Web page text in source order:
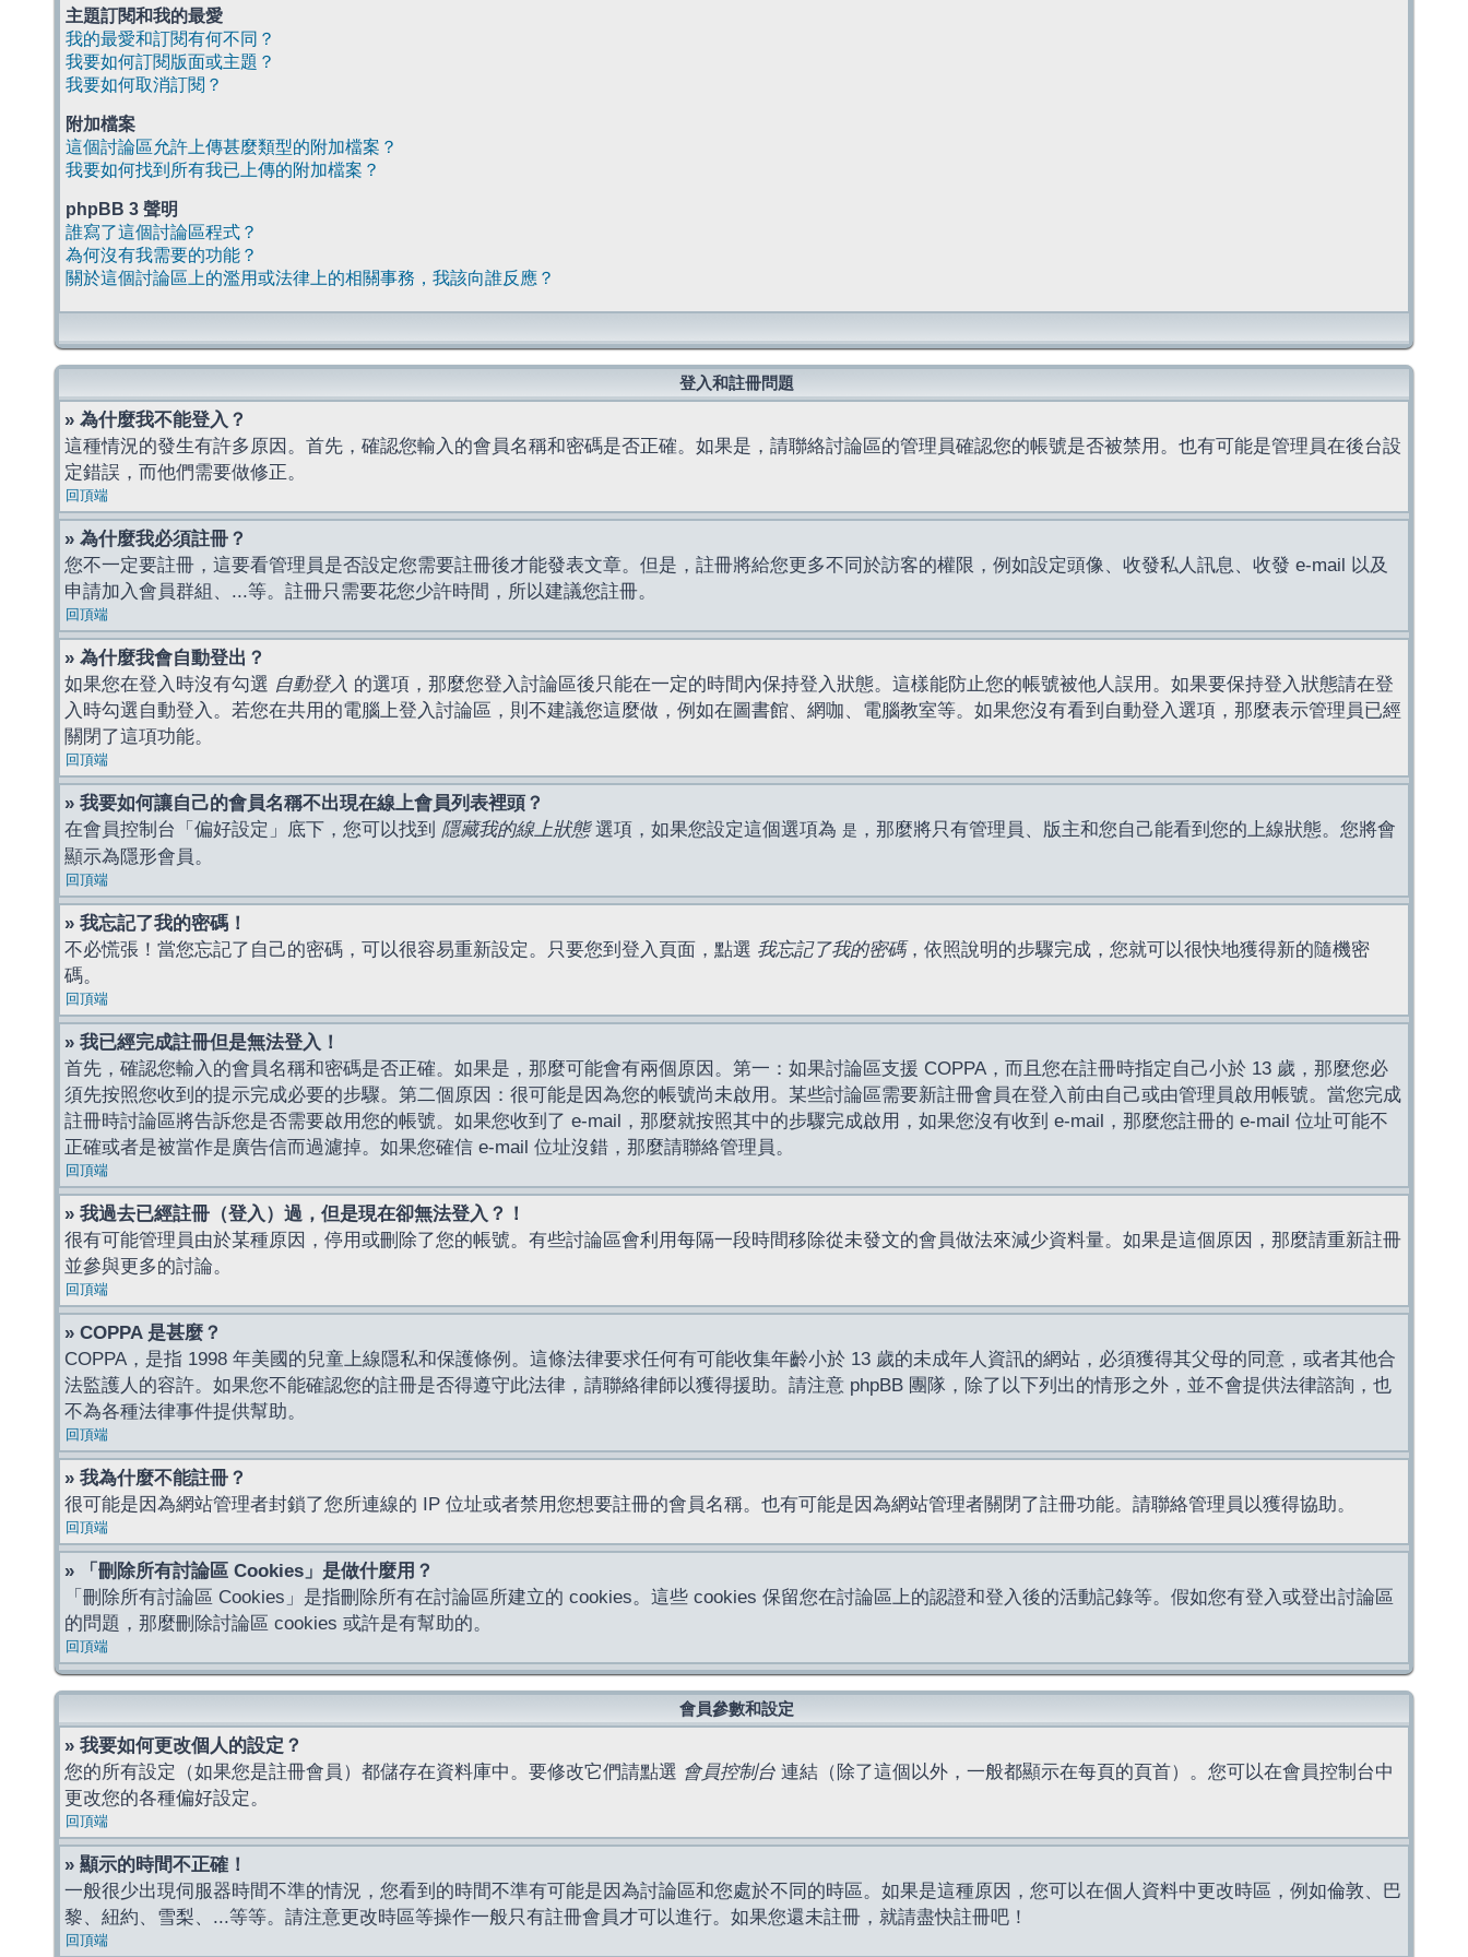
主題訂閱和我的最愛
我的最愛和訂閱有何不同？
我要如何訂閱版面或主題？
我要如何取消訂閱？
附加檔案
這個討論區允許上傳甚麼類型的附加檔案？
我要如何找到所有我已上傳的附加檔案？
phpBB 3 聲明
誰寫了這個討論區程式？
為何沒有我需要的功能？
關於這個討論區上的濫用或法律上的相關事務，我該向誰反應？
登入和註冊問題
» 為什麼我不能登入？
這種情況的發生有許多原因。首先，確認您輸入的會員名稱和密碼是否正確。如果是，請聯絡討論區的管理員確認您的帳號是否被禁用。也有可能是管理員在後台設
定錯誤，而他們需要做修正。
回頂端
» 為什麼我必須註冊？
您不一定要註冊，這要看管理員是否設定您需要註冊後才能發表文章。但是，註冊將給您更多不同於訪客的權限，例如設定頭像、收發私人訊息、收發 e-mail 以及
申請加入會員群組、...等。註冊只需要花您少許時間，所以建議您註冊。
回頂端
» 為什麼我會自動登出？
如果您在登入時沒有勾選 自動登入 的選項，那麼您登入討論區後只能在一定的時間內保持登入狀態。這樣能防止您的帳號被他人誤用。如果要保持登入狀態請在登
入時勾選自動登入。若您在共用的電腦上登入討論區，則不建議您這麼做，例如在圖書館、網咖、電腦教室等。如果您沒有看到自動登入選項，那麼表示管理員已經
關閉了這項功能。
回頂端
» 我要如何讓自己的會員名稱不出現在線上會員列表裡頭？
在會員控制台「偏好設定」底下，您可以找到 隱藏我的線上狀態選項，如果您設定這個選項為 是 ，那麼將只有管理員、版主和您自己能看到您的上線狀態。您將會
顯示為隱形會員。
回頂端
» 我忘記了我的密碼！
不必慌張！當您忘記了自己的密碼，可以很容易重新設定。只要您到登入頁面，點選 我忘記了我的密碼，依照說明的步驟完成，您就可以很快地獲得新的隨機密
碼。
回頂端
» 我已經完成註冊但是無法登入！
首先，確認您輸入的會員名稱和密碼是否正確。如果是，那麼可能會有兩個原因。第一：如果討論區支援 COPPA，而且您在註冊時指定自己小於 13 歲，那麼您必
須先按照您收到的提示完成必要的步驟。第二個原因：很可能是因為您的帳號尚未啟用。某些討論區需要新註冊會員在登入前由自己或由管理員啟用帳號。當您完成
註冊時討論區將告訴您是否需要啟用您的帳號。如果您收到了 e-mail，那麼就按照其中的步驟完成啟用，如果您沒有收到 e-mail，那麼您註冊的 e-mail 位址可能不
正確或者是被當作是廣告信而過濾掉。如果您確信 e-mail 位址沒錯，那麼請聯絡管理員。
回頂端
» 我過去已經註冊（登入）過，但是現在卻無法登入？！
很有可能管理員由於某種原因，停用或刪除了您的帳號。有些討論區會利用每隔一段時間移除從未發文的會員做法來減少資料量。如果是這個原因，那麼請重新註冊
並參與更多的討論。
回頂端
» COPPA 是甚麼？
COPPA，是指 1998 年美國的兒童上線隱私和保護條例。這條法律要求任何有可能收集年齡小於 13 歲的未成年人資訊的網站，必須獲得其父母的同意，或者其他合
法監護人的容許。如果您不能確認您的註冊是否得遵守此法律，請聯絡律師以獲得援助。請注意 phpBB 團隊，除了以下列出的情形之外，並不會提供法律諮詢，也
不為各種法律事件提供幫助。
回頂端
» 我為什麼不能註冊？
很可能是因為網站管理者封鎖了您所連線的 IP 位址或者禁用您想要註冊的會員名稱。也有可能是因為網站管理者關閉了註冊功能。請聯絡管理員以獲得協助。
回頂端
» 「刪除所有討論區 Cookies」是做什麼用？
「刪除所有討論區 Cookies」是指刪除所有在討論區所建立的 cookies。這些 cookies 保留您在討論區上的認證和登入後的活動記錄等。假如您有登入或登出討論區
的問題，那麼刪除討論區 cookies 或許是有幫助的。
回頂端
會員參數和設定
» 我要如何更改個人的設定？
您的所有設定（如果您是註冊會員）都儲存在資料庫中。要修改它們請點選 會員控制台 連結（除了這個以外，一般都顯示在每頁的頁首）。您可以在會員控制台中
更改您的各種偏好設定。
回頂端
» 顯示的時間不正確！
一般很少出現伺服器時間不準的情況，您看到的時間不準有可能是因為討論區和您處於不同的時區。如果是這種原因，您可以在個人資料中更改時區，例如倫敦、巴
黎、紐約、雪梨、...等等。請注意更改時區等操作一般只有註冊會員才可以進行。如果您還未註冊，就請盡快註冊吧！
回頂端